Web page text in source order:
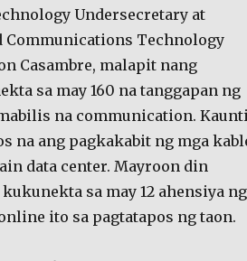
Undersecretary at
Technology
Casambre, malapit nang
sa may 160 na tanggapan ng
na communication.
na ang pagkakabit ng mga
data center. Mayroon din
sa may 12 ahensiya ng
ito sa pagtatapos ng taon.